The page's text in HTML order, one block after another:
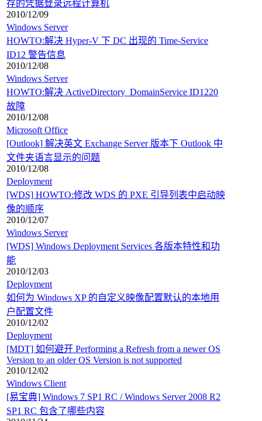
存的凭据登录远程计算机
2010/12/09
Windows Server
HOWTO:解决 Hyper-V 下 DC 出现的 Time-Service
ID12 警告信息
2010/12/08
Windows Server
HOWTO:解决 ActiveDirectory_DomainService ID1220
故障
2010/12/08
Microsoft Office
[Outlook] 解决英文 Exchange Server 版本下 Outlook 中
文件夹语言显示的问题
2010/12/08
Deployment
[WDS] HOWTO:修改 WDS 的 PXE 引导列表中启动映
像的顺序
2010/12/07
Windows Server
[WDS] Windows Deployment Services 各版本特性和功
能
2010/12/03
Deployment
如何为 Windows XP 的自定义映像配置默认的本地用
户配置文件
2010/12/02
Deployment
[MDT] 如何避开 Performing a Refresh from a newer OS
Version to an older OS Version is not supported
2010/12/02
Windows Client
[易宝典] Windows 7 SP1 RC / Windows Server 2008 R2
SP1 RC 包含了哪些内容